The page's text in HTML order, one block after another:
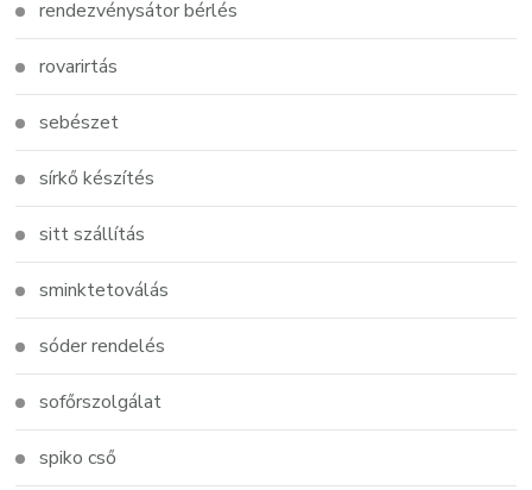
rendezvénysátor bérlés
rovarirtás
sebészet
sírkő készítés
sitt szállítás
sminktetoválás
sóder rendelés
sofőrszolgálat
spiko cső